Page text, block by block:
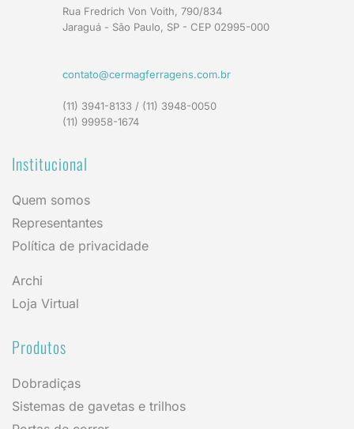
Rua Fredrich Von Voith, 790/834
Jaraguá - São Paulo, SP - CEP 02995-000
contato@cermagferragens.com.br
(11) 3941-8133 / (11) 3948-0050
(11) 99958-1674
Institucional
Quem somos
Representantes
Política de privacidade
Archi
Loja Virtual
Produtos
Dobradiças
Sistemas de gavetas e trilhos